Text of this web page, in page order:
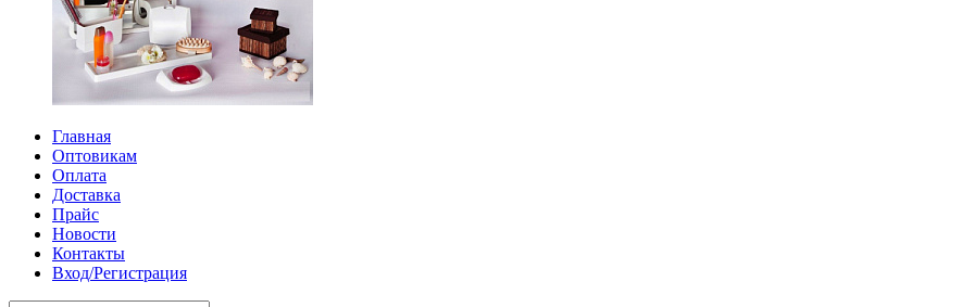
Главная
Оптовикам
Оплата
Доставка
Прайс
Новости
Контакты
Вход/Регистрация